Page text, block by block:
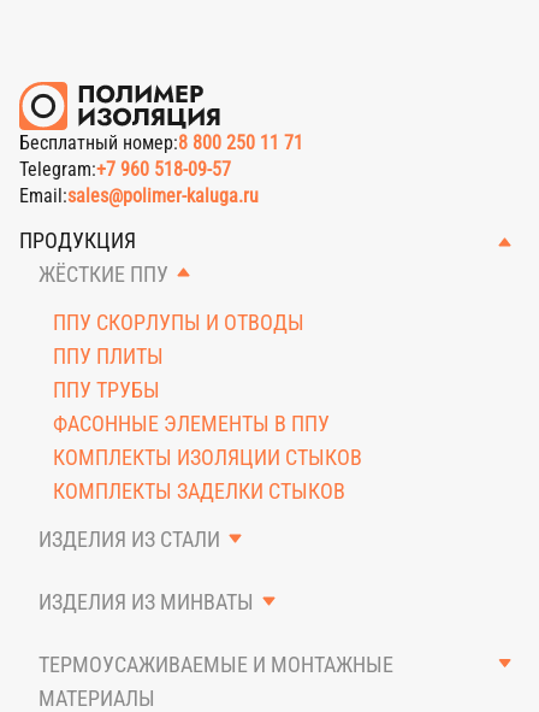
Бесплатный номер:8 800 250 11 71
Telegram:+7 960 518-09-57
Email:sales@polimer-kaluga.ru
ПРОДУКЦИЯ
ЖЁСТКИЕ ППУ
ППУ СКОРЛУПЫ И ОТВОДЫ
ППУ ПЛИТЫ
ППУ ТРУБЫ
ФАСОННЫЕ ЭЛЕМЕНТЫ В ППУ
КОМПЛЕКТЫ ИЗОЛЯЦИИ СТЫКОВ
КОМПЛЕКТЫ ЗАДЕЛКИ СТЫКОВ
ИЗДЕЛИЯ ИЗ СТАЛИ
ОЦИНКОВАННЫЙ ЛИСТ
ИЗДЕЛИЯ ИЗ МИНВАТЫ
ТЕРМОУСАЖИВАЕМЫЕ И МОНТАЖНЫЕ
МАТЕРИАЛЫ